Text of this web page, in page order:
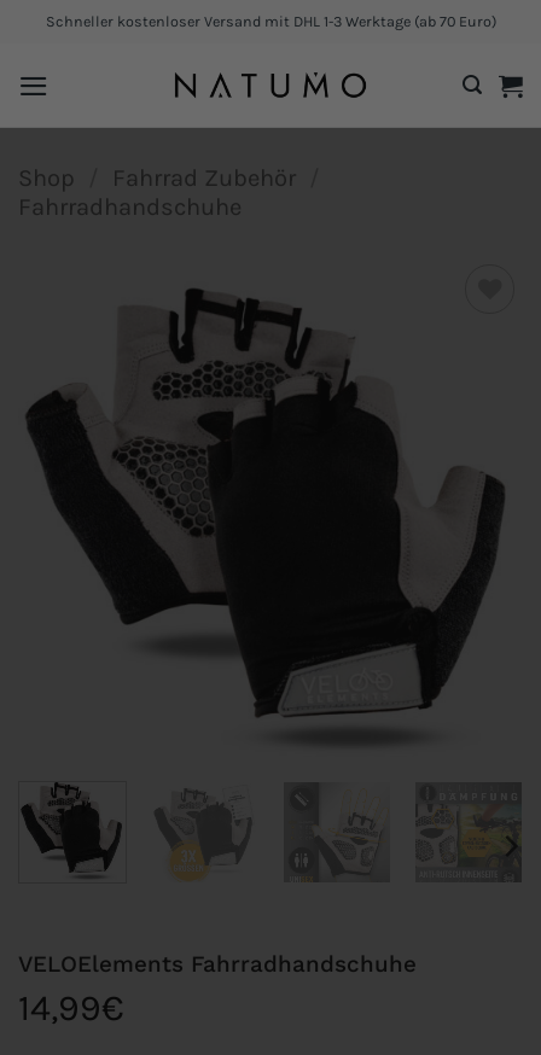
springen
Schneller kostenloser Versand mit DHL 1-3 Werktage (ab 70 Euro)
Shop Fahrrad Zubehör
Fahrradhandschuhe
VELOElements Fahrradhandschuhe
14,99€